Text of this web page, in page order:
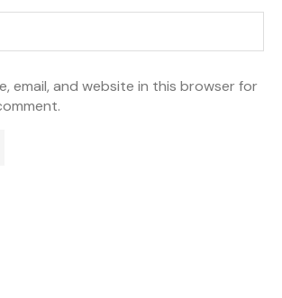
email, and website in this browser for